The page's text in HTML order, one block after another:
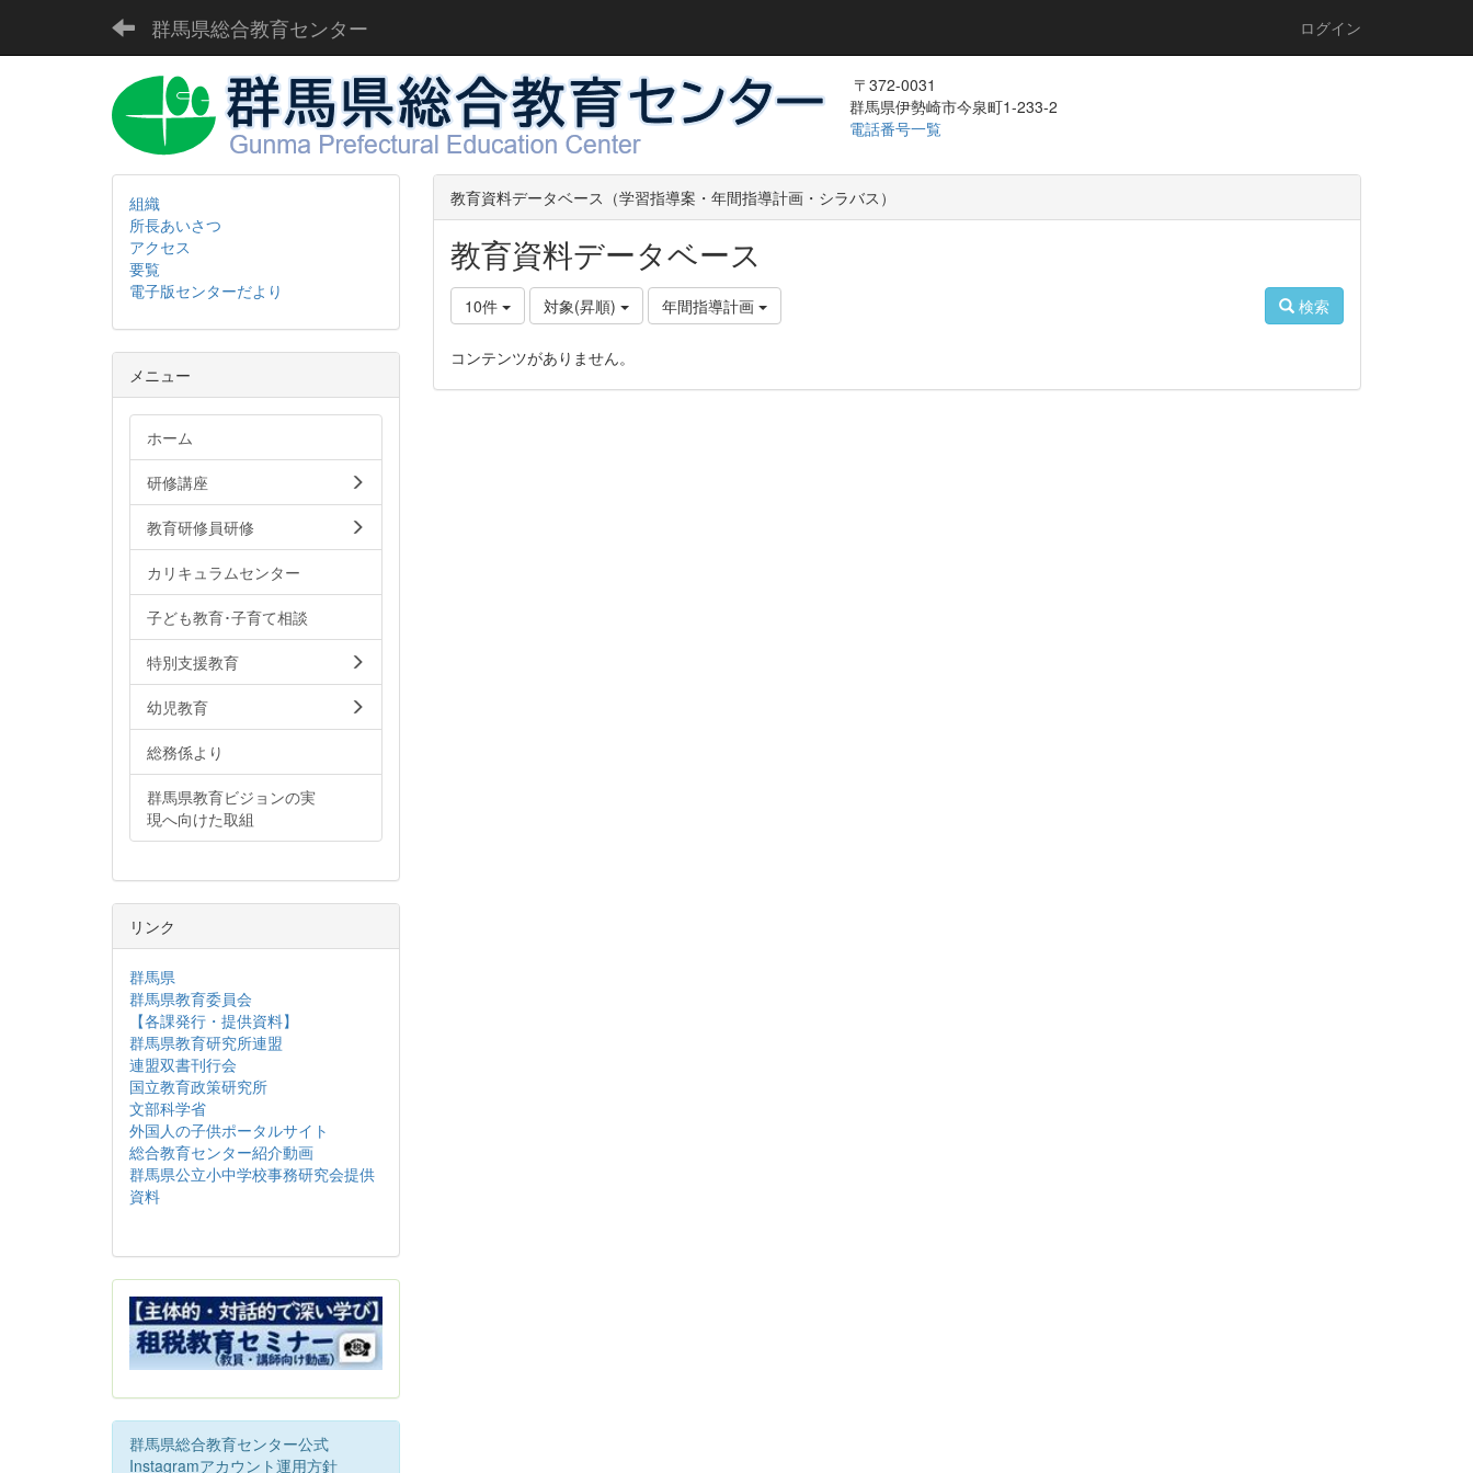
群馬県総合教育センター ログイン
〒372-0031
群馬県伊勢崎市今泉町1-233-2
電話番号一覧
教育資料データベース（学習指導案・年間指導計画・シラバス）
教育資料データベース
10件 対象(昇順) 年間指導計画 検索
コンテンツがありません。
組織
所長あいさつ
アクセス
要覧
電子版センターだより
メニュー
ホーム
研修講座
教育研修員研修
カリキュラムセンター
子ども教育･子育て相談
特別支援教育
幼児教育
総務係より
群馬県教育ビジョンの実
現へ向けた取組
リンク
群馬県
群馬県教育委員会
【各課発行・提供資料】
群馬県教育研究所連盟
連盟双書刊行会
国立教育政策研究所
文部科学省
外国人の子供ポータルサイト
総合教育センター紹介動画
群馬県公立小中学校事務研究会提供
資料
群馬県総合教育センター公式
Instagramアカウント運用方針